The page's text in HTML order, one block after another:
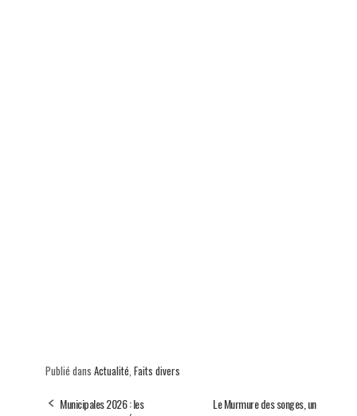
Publié dans Actualité Faits divers
Municipales 2026 : les
Le Murmure des songes, un